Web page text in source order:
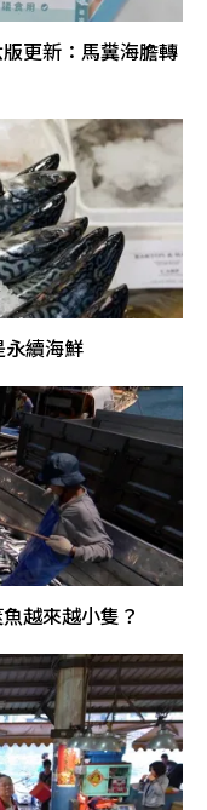
更新：馬糞海膽轉
續海鮮
越來越小隻？